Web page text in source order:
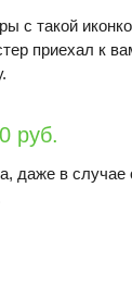
с такой
приехал к
руб.
даже в случае